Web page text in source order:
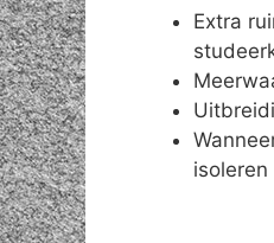
Extra
isoleren